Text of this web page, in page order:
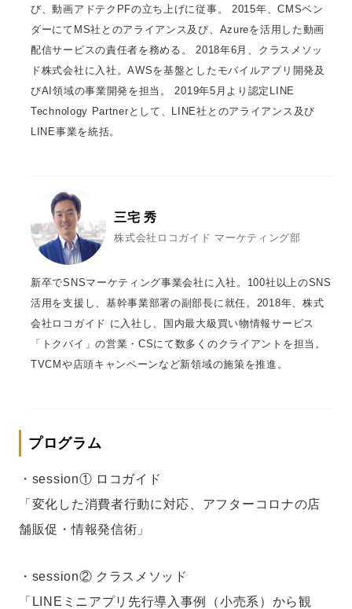
び、動画アドテクPFの立ち上げに従事。 2015年、CMSベン
ダーにてMS社とのアライアンス及び、Azureを活用した動画
配信サービスの責任者を務める。 2018年6月、クラスメソッ
ド株式会社に入社。AWSを基盤としたモバイルアプリ開発及
びAI領域の事業開発を担当。 2019年5月より認定LINE
Technology Partnerとして、LINE社とのアライアンス及び
LINE事業を統括。
三宅 秀
株式会社ロコガイド マーケティング部
新卒でSNSマーケティング事業会社に入社。100社以上のSNS
活用を支援し、基幹事業部署の副部長に就任。2018年、株式
会社ロコガイド に入社し、国内最大級買い物情報サービス
「トクバイ」の営業・CSにて数多くのクライアントを担当。
TVCMや店頭キャンペーンなど新領域の施策を推進。
プログラム
・session① ロコガイド
「変化した消費者行動に対応、アフターコロナの店
舗販促・情報発信術」
・session② クラスメソッド
「LINEミニアプリ先行導入事例（小売系）から観